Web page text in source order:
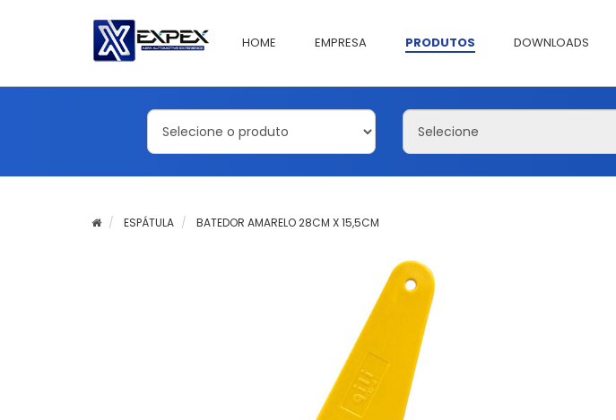
HOME EMPRESA PRODUTOS DOWNLOADS
ESPÁTULA BATEDOR AMARELO 28CM X 15,5CM